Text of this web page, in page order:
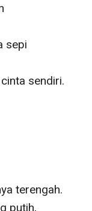
sepi
sendiri.
terengah.
putih,